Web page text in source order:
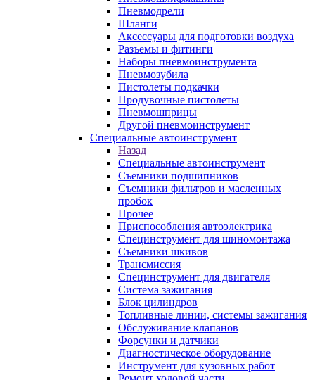
Пневмодрели
Шланги
Аксессуары для подготовки воздуха
Разъемы и фитинги
Наборы пневмоинструмента
Пневмозубила
Пистолеты подкачки
Продувочные пистолеты
Пневмошприцы
Другой пневмоинструмент
Специальные автоинструмент
Назад
Специальные автоинструмент
Съемники подшипников
Съемники фильтров и масленных
пробок
Прочее
Приспособления автоэлектрика
Специнструмент для шиномонтажа
Съемники шкивов
Трансмиссия
Специнструмент для двигателя
Система зажигания
Блок цилиндров
Топливные линии, системы зажигания
Обслуживание клапанов
Форсунки и датчики
Диагностическое оборудование
Инструмент для кузовных работ